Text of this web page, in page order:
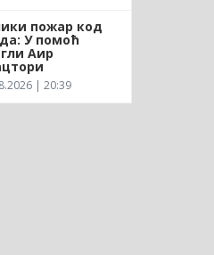
пожар код
У помоћ
Аир
| 20:39